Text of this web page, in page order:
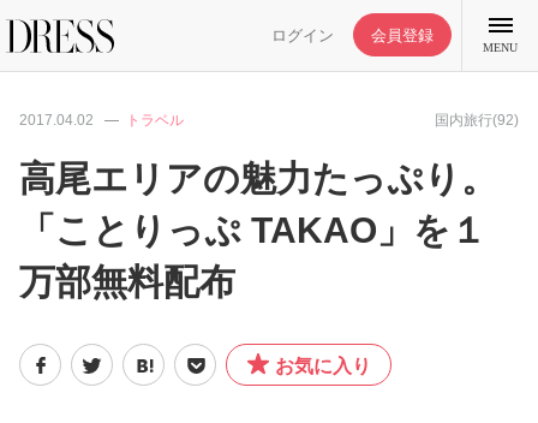
ログイン 会員登録
MENU
特集記事
DRESS部活
ライフスタイル
2017.04.02 トラベル 国内旅行(92)
高尾エリアの魅力たっぷり。
「ことりっぷ TAKAO」を１
万部無料配布
お気に入り